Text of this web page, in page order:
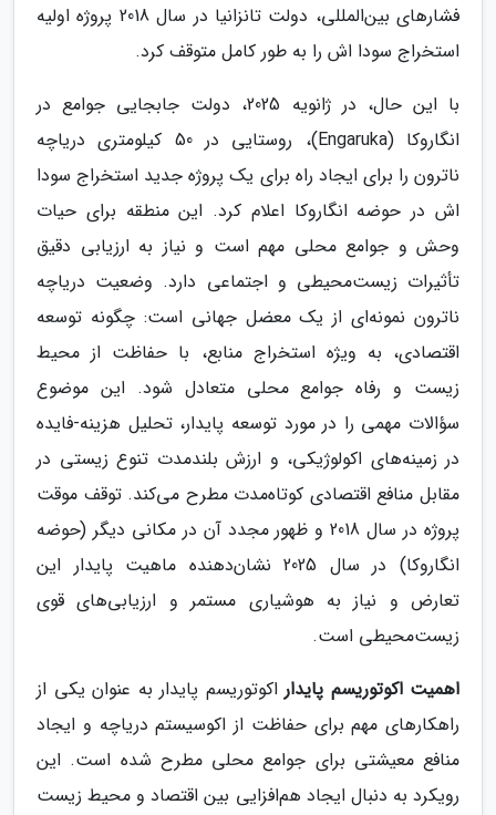
فشارهای بین‌المللی، دولت تانزانیا در سال 2018 پروژه اولیه
استخراج سودا اش را به طور کامل متوقف کرد.
با این حال، در ژانویه 2025، دولت جابجایی جوامع در
انگاروکا (Engaruka)، روستایی در 50 کیلومتری دریاچه
ناترون را برای ایجاد راه برای یک پروژه جدید استخراج سودا
اش در حوضه انگاروکا اعلام کرد. این منطقه برای حیات
وحش و جوامع محلی مهم است و نیاز به ارزیابی دقیق
تأثیرات زیست‌محیطی و اجتماعی دارد. وضعیت دریاچه
ناترون نمونه‌ای از یک معضل جهانی است: چگونه توسعه
اقتصادی، به ویژه استخراج منابع، با حفاظت از محیط
زیست و رفاه جوامع محلی متعادل شود. این موضوع
سؤالات مهمی را در مورد توسعه پایدار، تحلیل هزینه-فایده
در زمینه‌های اکولوژیکی، و ارزش بلندمدت تنوع زیستی در
مقابل منافع اقتصادی کوتاه‌مدت مطرح می‌کند. توقف موقت
پروژه در سال 2018 و ظهور مجدد آن در مکانی دیگر (حوضه
انگاروکا) در سال 2025 نشان‌دهنده ماهیت پایدار این
تعارض و نیاز به هوشیاری مستمر و ارزیابی‌های قوی
زیست‌محیطی است.
اهمیت اکوتوریسم پایدار اکوتوریسم پایدار به عنوان یکی از
راهکارهای مهم برای حفاظت از اکوسیستم دریاچه و ایجاد
منافع معیشتی برای جوامع محلی مطرح شده است. این
رویکرد به دنبال ایجاد هم‌افزایی بین اقتصاد و محیط زیست